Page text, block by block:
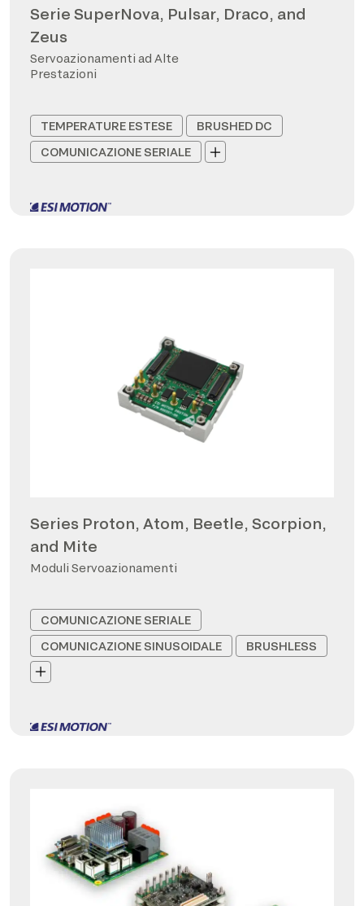
Serie SuperNova, Pulsar, Draco, and
Zeus
Servoazionamenti ad Alte
Prestazioni
TEMPERATURE ESTESE
BRUSHED DC
COMUNICAZIONE SERIALE
Series Proton, Atom, Beetle, Scorpion,
and Mite
Moduli Servoazionamenti
COMUNICAZIONE SERIALE
COMUNICAZIONE SINUSOIDALE
BRUSHLESS